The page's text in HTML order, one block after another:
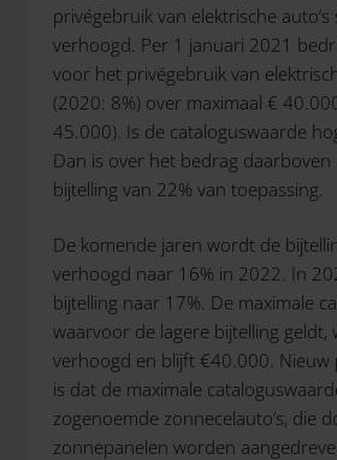
privégebruik van elektrische
verhoogd. Per 1 januari 2021
voor het privégebruik van
(2020: 8%) over maximaal €
45.000). Is de cataloguswaarde
Dan is over het bedrag daarboven
bijtelling van 22% van toepassing.
De komende jaren wordt de
verhoogd naar 16% in 2022. In
bijtelling naar 17%. De maximale
waarvoor de lagere bijtelling geldt,
verhoogd en blijft €40.000. Nieuw
is dat de maximale
zogenoemde zonnecelauto’s, die
zonnepanelen worden